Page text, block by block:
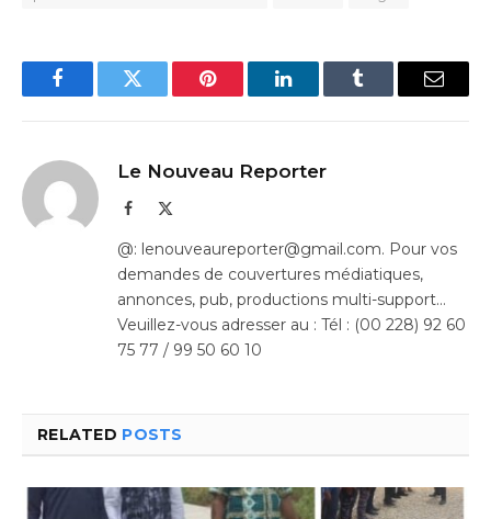
FacebookTwitter Pinterest LinkedInTumblr Email
Le Nouveau Reporter
Facebook
@: lenouveaureporter@gmail.com. Pour vos
demandes de couvertures médiatiques,
annonces, pub, productions multi-support…
Veuillez-vous adresser au : Tél : (00 228) 92 60
75 77 / 99 50 60 10
RELATED POSTS